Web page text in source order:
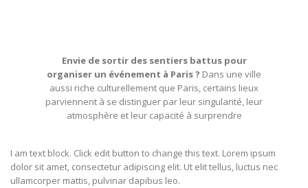
Envie de sortir des sentiers battus pour
organiser un événement à Paris ? Dans une ville
aussi riche culturellement que Paris, certains lieux
parviennent à se distinguer par leur singularité, leur
atmosphère et leur capacité à surprendre
I am text block. Click edit button to change this text. Lorem ipsum
dolor sit amet, consectetur adipiscing elit. Ut elit tellus, luctus nec
ullamcorper mattis, pulvinar dapibus leo.